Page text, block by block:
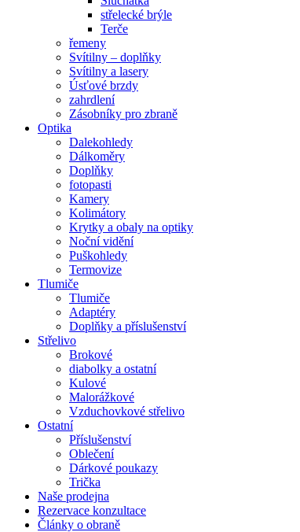
střelecké brýle
Terče
řemeny
Svítilny – doplňky
Svítilny a lasery
Úsťové brzdy
zahrdlení
Zásobníky pro zbraně
Optika
Dalekohledy
Dálkoměry
Doplňky
fotopasti
Kamery
Kolimátory
Krytky a obaly na optiky
Noční vidění
Puškohledy
Termovize
Tlumiče
Tlumiče
Adaptéry
Doplňky a příslušenství
Střelivo
Brokové
diabolky a ostatní
Kulové
Malorážkové
Vzduchovkové střelivo
Ostatní
Příslušenství
Oblečení
Dárkové poukazy
Trička
Naše prodejna
Rezervace konzultace
Články o obraně